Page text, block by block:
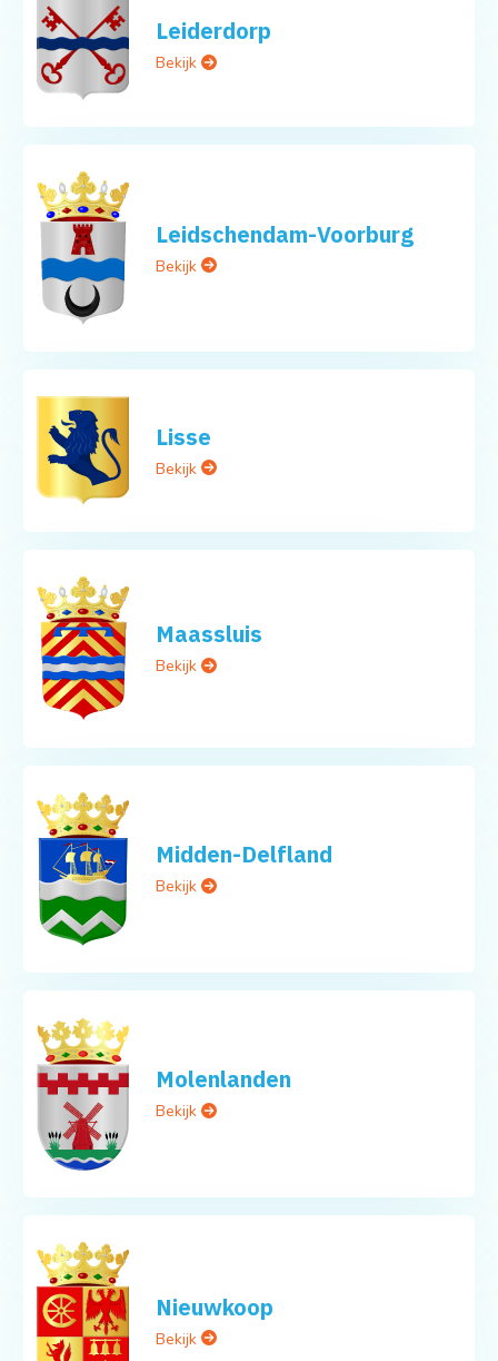
Leiderdorp
Bekijk
Leidschendam-Voorburg
Bekijk
Lisse
Bekijk
Maassluis
Bekijk
Midden-Delfland
Bekijk
Molenlanden
Bekijk
Nieuwkoop
Bekijk